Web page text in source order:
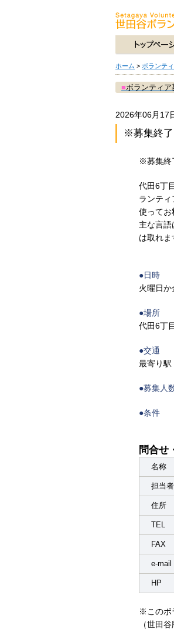
ホーム > ボランテ
■ボランティア
2026年06月17
※募集終
※募集終
代田6丁
ランテ
使ってお
主な言
は取れま
●日時
火曜日
●場所
代田6丁
●交通
最寄り駅
●募集人
●条件
問合せ
名称
担当者
住所
TEL
FAX
e-mail
HP
※このボ
（世田